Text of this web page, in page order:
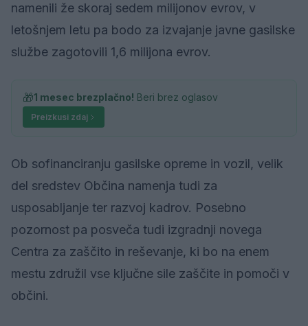
namenili že skoraj sedem milijonov evrov, v
letošnjem letu pa bodo za izvajanje javne gasilske
službe zagotovili 1,6 milijona evrov.
🎁1 mesec brezplačno! Beri brez oglasov
Preizkusi zdaj
Ob sofinanciranju gasilske opreme in vozil, velik
del sredstev Občina namenja tudi za
usposabljanje ter razvoj kadrov. Posebno
pozornost pa posveča tudi izgradnji novega
Centra za zaščito in reševanje, ki bo na enem
mestu združil vse ključne sile zaščite in pomoči v
občini.